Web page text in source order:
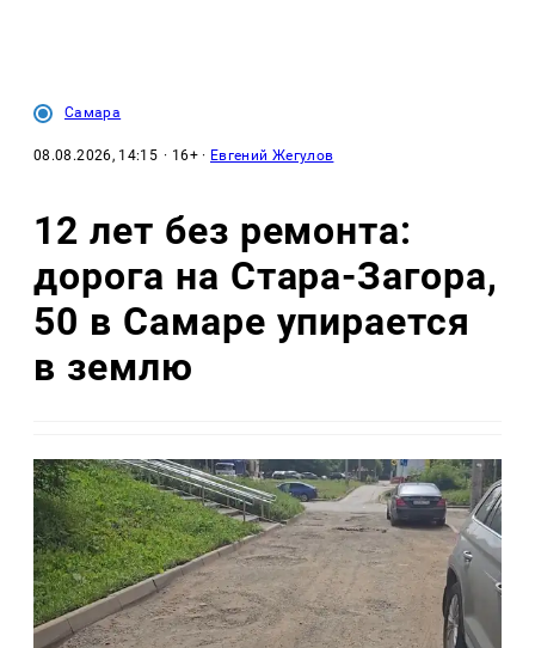
Самара
08.08.2026, 14:15 · 16+ · Евгений Жегулов
12 лет без ремонта:
дорога на Стара-Загора,
50 в Самаре упирается
в землю